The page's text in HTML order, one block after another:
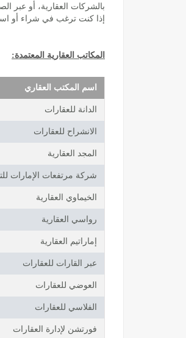
بالشركات العقارية، أو عبر
إذا كنت ترغب في شراء أو
المكاتب العقارية المعتمدة:
اسم المكتب العقاري
الدانة للعقارات
الانشراح للعقارات
المجد العقارية
شركة مرتفعات الإمارات
الخيماوي العقارية
رواسي العقارية
إماراتيم العقارية
عبر القارات للعقارات
العوضي للعقارات
الفلاسي للعقارات
فورتشن لإدارة العقارات